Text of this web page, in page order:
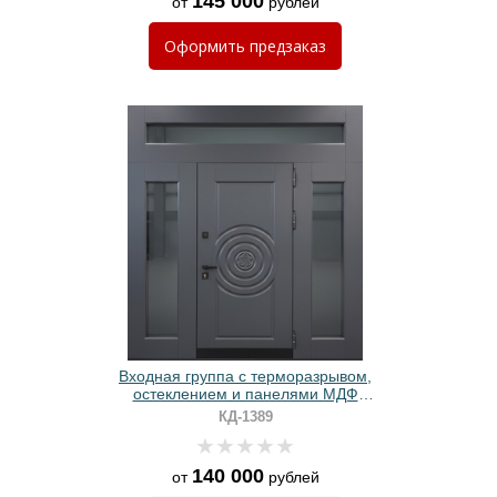
Оформить предзаказ
Входная группа с терморазрывом,
остеклением и панелями МДФ
антрацит
КД-1389
от 140 000рублей